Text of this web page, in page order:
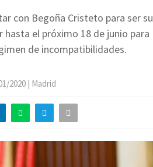
con Begoña Cristeto para ser su
el próximo 18 de junio para
de incompatibilidades.
2020 | Madrid